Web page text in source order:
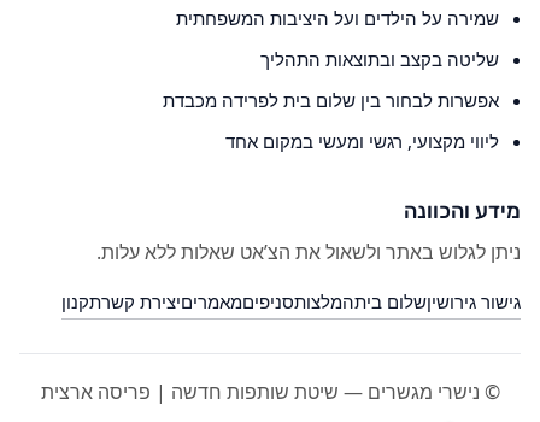
שמירה על הילדים ועל היציבות המשפחתית
שליטה בקצב ובתוצאות התהליך
אפשרות לבחור בין שלום בית לפרידה מכבדת
ליווי מקצועי, רגשי ומעשי במקום אחד
מידע והכוונה
ניתן לגלוש באתר ולשאול את הצ’אט שאלות ללא עלות.
גישור גירושיןשלום ביתהמלצותסניפיםמאמריםיצירת קשרתקנון
© נישרי מגשרים — שיטת שותפות חדשה | פריסה ארצית